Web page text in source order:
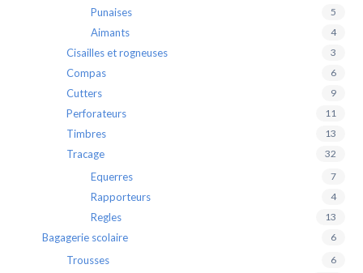
Punaises 5
Aimants 4
Cisailles et rogneuses 3
Compas 6
Cutters 9
Perforateurs 11
Timbres 13
Tracage 32
Equerres 7
Rapporteurs 4
Regles 13
Bagagerie scolaire 6
Trousses 6